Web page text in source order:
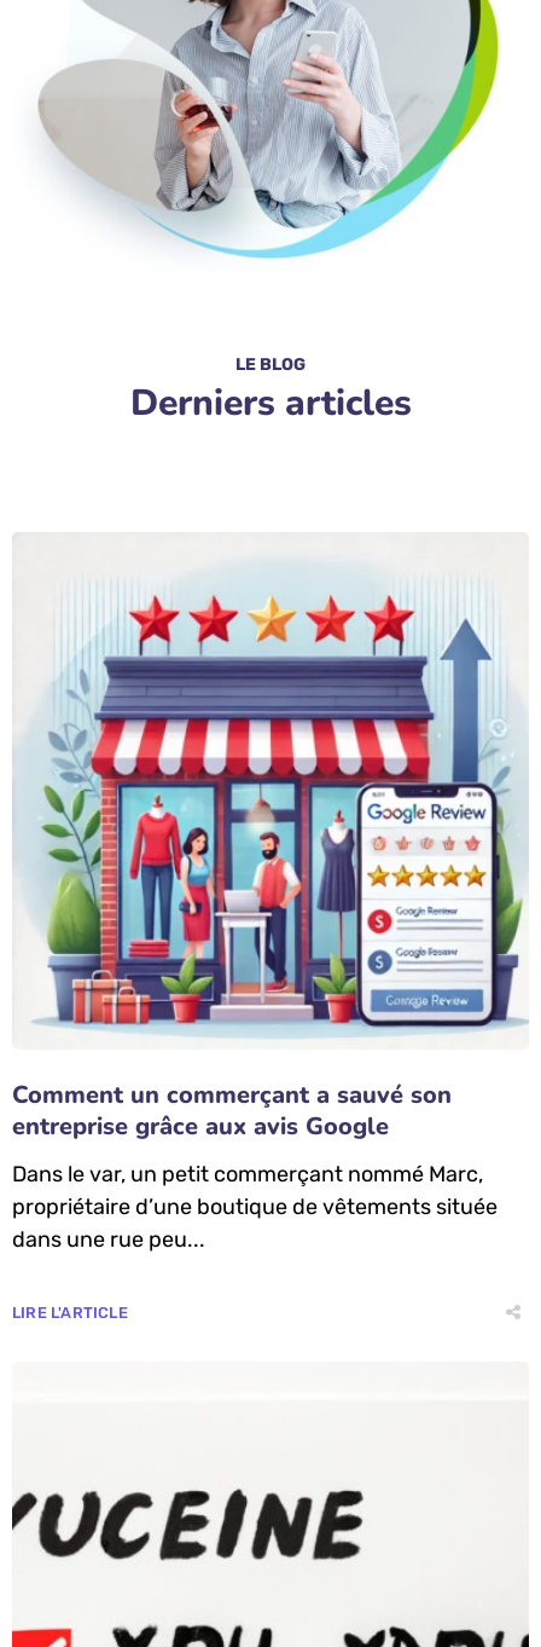
LE BLOG
Derniers articles
Comment un commerçant a sauvé son
entreprise grâce aux avis Google
Dans le var, un petit commerçant nommé Marc,
propriétaire d’une boutique de vêtements située
dans une rue peu...
LIRE L'ARTICLE